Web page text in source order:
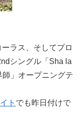
ラス、そしてプロ
シングル「Sha la
師」オープニングテ
ト でも昨日付けで